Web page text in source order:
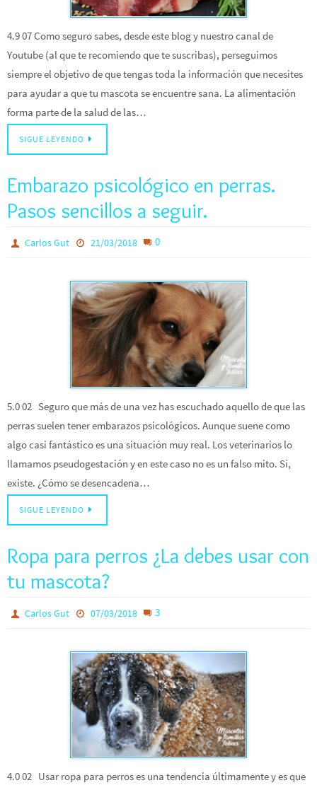
4.9 07 Como seguro sabes, desde este blog y nuestro canal de
Youtube (al que te recomiendo que te suscribas), perseguimos
siempre el objetivo de que tengas toda la información que necesites
para ayudar a que tu mascota se encuentre sana. La alimentación
forma parte de la salud de las…
SIGUE LEYENDO
Embarazo psicológico en perras.
Pasos sencillos a seguir.
Carlos Gut 21/03/2018 0
5.0 02 Seguro que más de una vez has escuchado aquello de que las
perras suelen tener embarazos psicológicos. Aunque suene como
algo casi fantástico es una situación muy real. Los veterinarios lo
llamamos pseudogestación y en este caso no es un falso mito. Sí,
existe. ¿Cómo se desencadena…
SIGUE LEYENDO
Ropa para perros ¿La debes usar con
tu mascota?
Carlos Gut 07/03/2018 3
4.0 02 Usar ropa para perros es una tendencia últimamente y es que